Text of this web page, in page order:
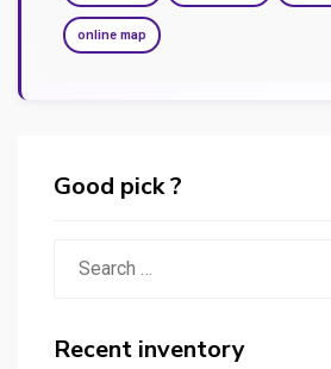
online map
Good pick ?
Recent inventory